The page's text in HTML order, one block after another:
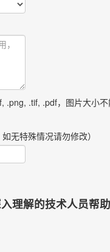
.png, .tif, .pdf，图片大小不
无特殊情况请勿修改）
理解的技术人员帮